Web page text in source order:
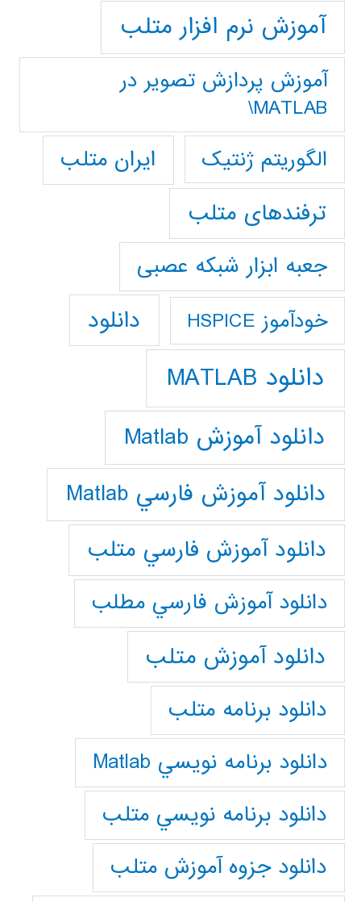
آموزش نرم افزار متلب
آموزش پردازش تصوير در
MATLAB\
الگوریتم ژنتیک
ایران متلب
ترفندهای متلب
جعبه ابزار شبکه عصبی
خودآموز HSPICE دانلود
دانلود MATLAB
دانلود آموزش Matlab
دانلود آموزش فارسي Matlab
دانلود آموزش فارسي متلب
دانلود آموزش فارسي مطلب
دانلود آموزش متلب
دانلود برنامه متلب
دانلود برنامه نويسي Matlab
دانلود برنامه نويسي متلب
دانلود جزوه آموزش متلب